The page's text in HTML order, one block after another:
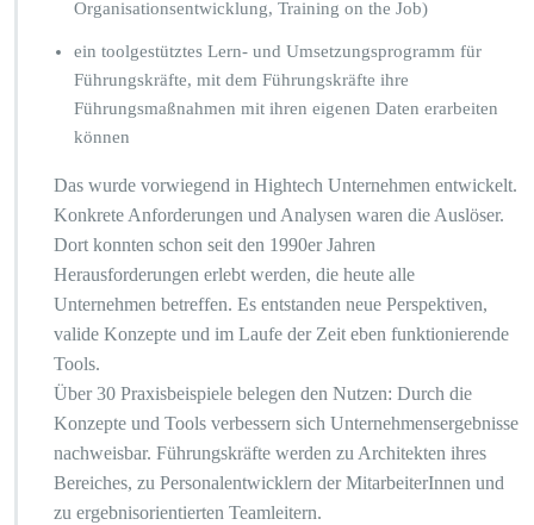
Organisationsentwicklung, Training on the Job)
ein toolgestütztes Lern- und Umsetzungsprogramm für
Führungskräfte, mit dem Führungskräfte ihre
Führungsmaßnahmen mit ihren eigenen Daten erarbeiten
können
Das wurde vorwiegend in Hightech Unternehmen entwickelt.
Konkrete Anforderungen und Analysen waren die Auslöser.
Dort konnten schon seit den 1990er Jahren
Herausforderungen erlebt werden, die heute alle
Unternehmen betreffen. Es entstanden neue Perspektiven,
valide Konzepte und im Laufe der Zeit eben funktionierende
Tools.
Über 30 Praxisbeispiele belegen den Nutzen: Durch die
Konzepte und Tools verbessern sich Unternehmensergebnisse
nachweisbar. Führungskräfte werden zu Architekten ihres
Bereiches, zu Personalentwicklern der MitarbeiterInnen und
zu ergebnisorientierten Teamleitern.